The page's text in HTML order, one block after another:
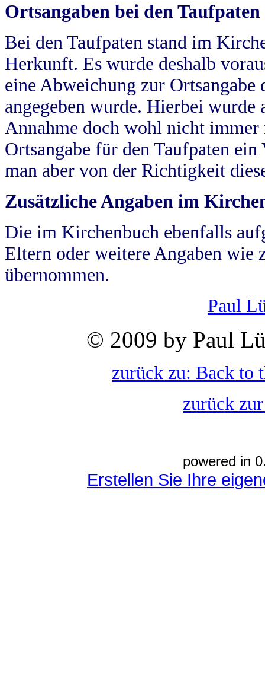
Ortsangaben bei den Taufpaten
Bei den Taufpaten stand im
Herkunft. Es wurde deshalb
eine Abweichung zur
angegeben wurde. Hierbei wurde
Annahme doch wohl nicht
Ortsangabe für den Taufpaten
man aber von der Richtigkeit
Zusätzliche Angaben im
Die im Kirchenbuch ebenfalls
Eltern oder weitere Angaben wie
übernommen.
Paul
© 2009 by Paul
zurück zu: Back to
zurück
powered in
Erstellen Sie Ihre